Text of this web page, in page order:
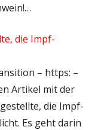
die Impf-
– https: –
Artikel mit der
die Impf-
Es geht darin